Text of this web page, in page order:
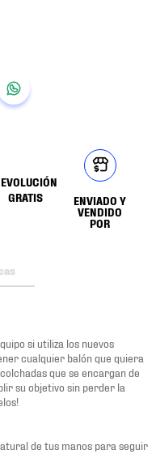
GRATIS
ENVIADO Y
VENDIDO
POR
si utiliza los nuevos
cualquier balón que quiera
que se encargan de
su objetivo sin perder la
de tus manos para seguir